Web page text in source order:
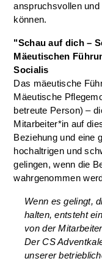
anspruchsvollen
können.
"Schau auf dich –
Mäeutischen
Socialis
Das mäeutische
Mäeutische
betreute Person) –
Mitarbeiter*in auf
Beziehung und eine
hochaltrigen und
gelingen, wenn die
wahrgenommen
Wenn es gelingt,
halten, entsteht
von der
Der CS
unserer